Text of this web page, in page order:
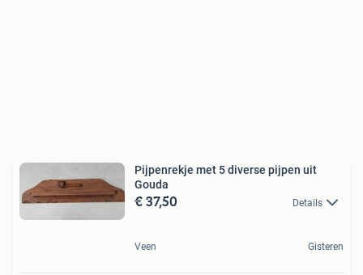
Pijpenrekje met 5 diverse pijpen uit
Gouda
€ 37,50 Details
Veen Gisteren